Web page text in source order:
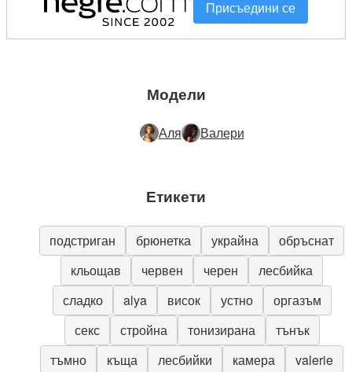
Присъедини се
Модели
Аля Валери
Етикети
подстриган брюнетка украйна
обръснат
кльощав
червен черен
лесбийка
сладко
alya висок устно
оргазъм
секс
стройна тонизирана
тънък
тъмно
къща лесбийки камера
valerie